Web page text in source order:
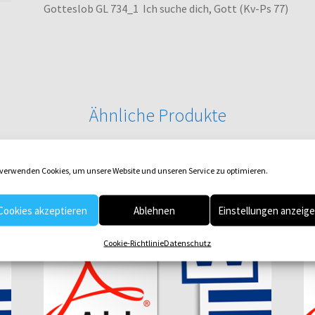
Cookies, um unsere Website und unseren Service zu optimieren.
akzeptieren Ablehnen Einstellungen
Cookie-RichtlinieDatenschutz
Gotteslob GL 734_1 Ich suche dich, Gott (Kv-Ps 77)
Ähnliche Produkte